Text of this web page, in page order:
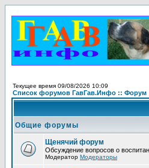
Текущее время 09/08/2026 10:09
Список форумов ГавГав.Инфо :: Форум
Общие форумы
Щенячий форум
Обсуждение вопросов о
Модератор Модераторы